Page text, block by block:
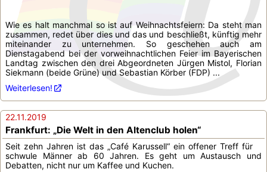
Wie es halt manchmal so ist auf Weihnachtsfeiern: Da steht man
zusammen, redet über dies und das und beschließt, künftig mehr
miteinander zu unternehmen. So geschehen auch am
Dienstagabend bei der vorweihnachtlichen Feier im Bayerischen
Landtag zwischen den drei Abgeordneten Jürgen Mistol, Florian
Siekmann (beide Grüne) und Sebastian Körber (FDP) ...
Weiterlesen!
22.11.2019
Frankfurt: „Die Welt in den Altenclub holen“
Seit zehn Jahren ist das „Café Karussell“ ein offener Treff für
schwule Männer ab 60 Jahren. Es geht um Austausch und
Debatten, nicht nur um Kaffee und Kuchen.